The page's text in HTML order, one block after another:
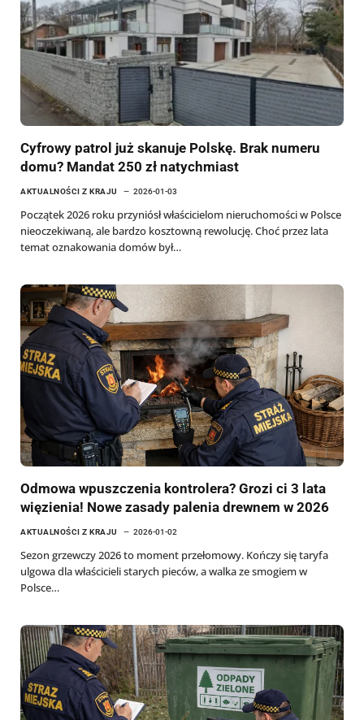
Cyfrowy patrol już skanuje Polskę. Brak numeru
domu? Mandat 250 zł natychmiast
AKTUALNOŚCI Z KRAJU 2026-01-03
Początek 2026 roku przyniósł właścicielom nieruchomości w Polsce
nieoczekiwaną, ale bardzo kosztowną rewolucję. Choć przez lata
temat oznakowania domów był…
Odmowa wpuszczenia kontrolera? Grozi ci 3 lata
więzienia! Nowe zasady palenia drewnem w 2026
AKTUALNOŚCI Z KRAJU 2026-01-02
Sezon grzewczy 2026 to moment przełomowy. Kończy się taryfa
ulgowa dla właścicieli starych pieców, a walka ze smogiem w
Polsce…